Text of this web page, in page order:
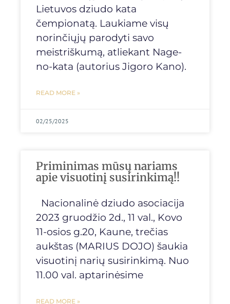
Lietuvos dziudo kata
čempionatą. Laukiame visų
norinčiųjų parodyti savo
meistriškumą, atliekant Nage-
no-kata (autorius Jigoro Kano).
READ MORE »
02/25/2025
Priminimas mūsų nariams
apie visuotinį susirinkimą!!
Nacionalinė dziudo asociacija
2023 gruodžio 2d., 11 val., Kovo
11-osios g.20, Kaune, trečias
aukštas (MARIUS DOJO) šaukia
visuotinį narių susirinkimą. Nuo
11.00 val. aptarinėsime
READ MORE »